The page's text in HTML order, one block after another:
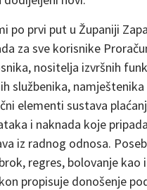
po prvi put u Županiji
za sve korisnike
nositelja izvršnih
službenika,
elementi sustava
i naknada koje
iz radnog odnosa.
regres, bolovanje
propisuje donošenje